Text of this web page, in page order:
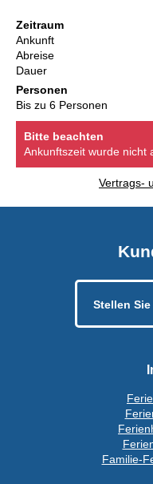
Zeitraum
Ankunft
Abreise
Dauer
Personen
Bis zu 6 Personen
Bitte beachten
Ankunftszeit wurde nicht
Vertrags-
Stellen
Familie-